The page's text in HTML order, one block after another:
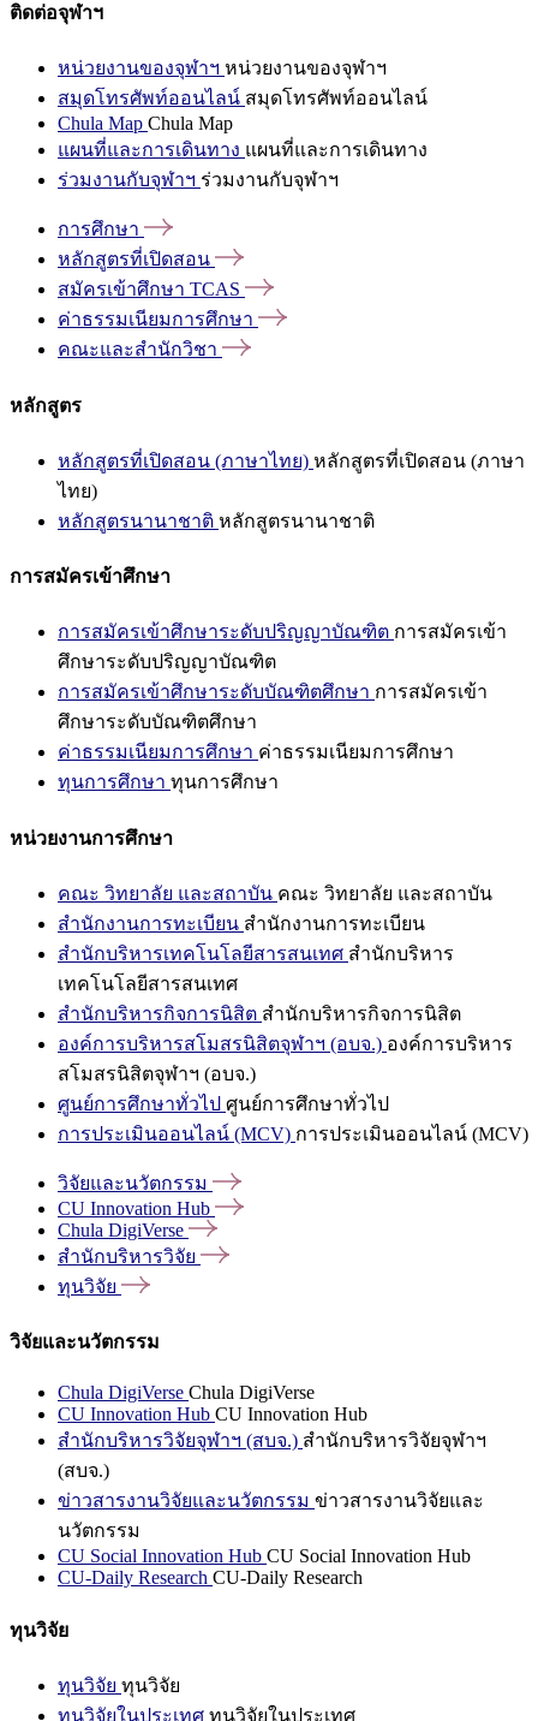
ติดต่อจุฬาฯ
หน่วยงานของจุฬาฯ หน่วยงานของจุฬาฯ
สมุดโทรศัพท์ออนไลน์ สมุดโทรศัพท์ออนไลน์
Chula Map Chula Map
แผนที่และการเดินทาง แผนที่และการเดินทาง
ร่วมงานกับจุฬาฯ ร่วมงานกับจุฬาฯ
การศึกษา
หลักสูตรที่เปิดสอน
สมัครเข้าศึกษา TCAS
ค่าธรรมเนียมการศึกษา
คณะและสำนักวิชา
หลักสูตร
หลักสูตรที่เปิดสอน (ภาษาไทย) หลักสูตรที่เปิดสอน (ภาษา
ไทย)
หลักสูตรนานาชาติ หลักสูตรนานาชาติ
การสมัครเข้าศึกษา
การสมัครเข้าศึกษาระดับปริญญาบัณฑิต การสมัครเข้า
ศึกษาระดับปริญญาบัณฑิต
การสมัครเข้าศึกษาระดับบัณฑิตศึกษา การสมัครเข้า
ศึกษาระดับบัณฑิตศึกษา
ค่าธรรมเนียมการศึกษา ค่าธรรมเนียมการศึกษา
ทุนการศึกษา ทุนการศึกษา
หน่วยงานการศึกษา
คณะ วิทยาลัย และสถาบัน คณะ วิทยาลัย และสถาบัน
สำนักงานการทะเบียน สำนักงานการทะเบียน
สำนักบริหารเทคโนโลยีสารสนเทศ สำนักบริหาร
เทคโนโลยีสารสนเทศ
สำนักบริหารกิจการนิสิต สำนักบริหารกิจการนิสิต
องค์การบริหารสโมสรนิสิตจุฬาฯ (อบจ.) องค์การบริหาร
สโมสรนิสิตจุฬาฯ (อบจ.)
ศูนย์การศึกษาทั่วไป ศูนย์การศึกษาทั่วไป
การประเมินออนไลน์ (MCV) การประเมินออนไลน์ (MCV)
วิจัยและนวัตกรรม
CU Innovation Hub
Chula DigiVerse
สำนักบริหารวิจัย
ทุนวิจัย
วิจัยและนวัตกรรม
Chula DigiVerse Chula DigiVerse
CU Innovation Hub CU Innovation Hub
สำนักบริหารวิจัยจุฬาฯ (สบจ.) สำนักบริหารวิจัยจุฬาฯ
(สบจ.)
ข่าวสารงานวิจัยและนวัตกรรม ข่าวสารงานวิจัยและ
นวัตกรรม
CU Social Innovation Hub CU Social Innovation Hub
CU-Daily Research CU-Daily Research
ทุนวิจัย
ทุนวิจัย ทุนวิจัย
ทุนวิจัยในประเทศ ทุนวิจัยในประเทศ